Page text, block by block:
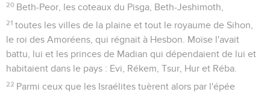
20 Beth-Peor, les coteaux du Pisga, Beth-Jeshimoth,
21 toutes les villes de la plaine et tout le royaume de Sihon,
le roi des Amoréens, qui régnait à Hesbon. Moïse l'avait
battu, lui et les princes de Madian qui dépendaient de lui et
habitaient dans le pays : Evi, Rékem, Tsur, Hur et Réba.
22 Parmi ceux que les Israélites tuèrent alors par l'épée